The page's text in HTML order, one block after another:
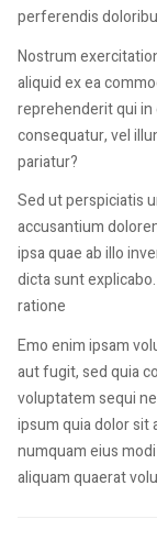
perferendis
Nostrum
aliquid ex ea
reprehenderit qui in
consequatur, vel
pariatur?
Sed ut perspiciatis
accusantium
ipsa quae ab illo
dicta sunt
ratione
Emo enim ipsam
aut fugit, sed quia
voluptatem sequi
ipsum quia dolor sit
numquam eius
aliquam quaerat